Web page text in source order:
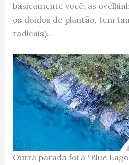
basicamente você, as
os doidos de plantão, tem
radicais)…
Outra parada foi a “Blue